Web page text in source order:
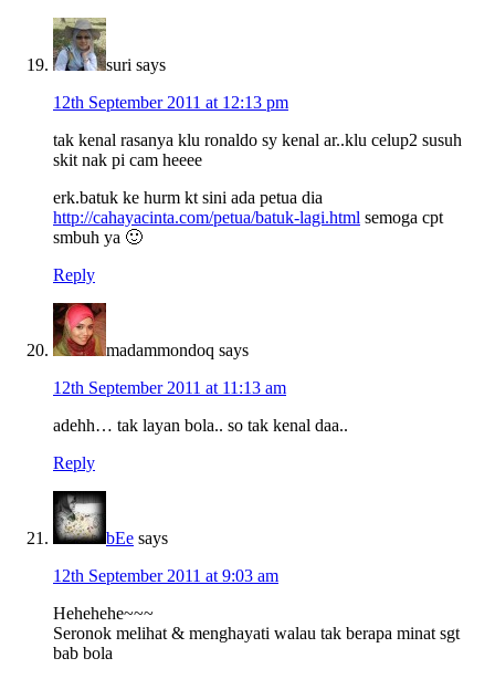
suri says
12th September 2011 at 12:13 pm
tak kenal rasanya klu ronaldo sy kenal ar..klu celup2 susuh
skit nak pi cam heeee
erk.batuk ke hurm kt sini ada petua dia
http://cahayacinta.com/petua/batuk-lagi.html semoga cpt
smbuh ya 🙂
Reply
madammondoq says
12th September 2011 at 11:13 am
adehh… tak layan bola.. so tak kenal daa..
Reply
bEe says
12th September 2011 at 9:03 am
Hehehehe~~~
Seronok melihat & menghayati walau tak berapa minat sgt
bab bola